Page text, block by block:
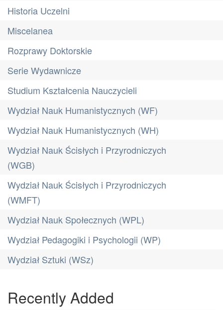
Historia Uczelni
Miscelanea
Rozprawy Doktorskie
Serie Wydawnicze
Studium Kształcenia Nauczycieli
Wydział Nauk Humanistycznych (WF)
Wydział Nauk Humanistycznych (WH)
Wydział Nauk Ścisłych i Przyrodniczych
(WGB)
Wydział Nauk Ścisłych i Przyrodniczych
(WMFT)
Wydział Nauk Społecznych (WPL)
Wydział Pedagogiki i Psychologii (WP)
Wydział Sztuki (WSz)
Recently Added